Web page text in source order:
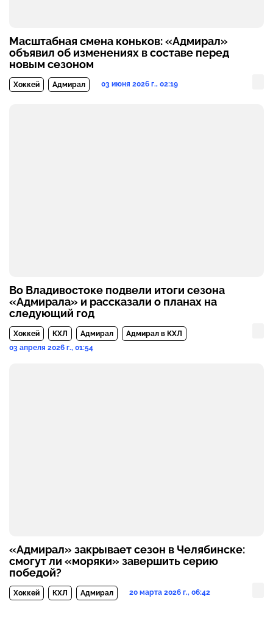
Масштабная смена коньков: «Адмирал»
объявил об изменениях в составе перед
новым сезоном
Хоккей Адмирал 03 июня 2026 г., 02:19
Во Владивостоке подвели итоги сезона
«Адмирала» и рассказали о планах на
следующий год
Хоккей КХЛ Адмирал
Адмирал в КХЛ
03 апреля 2026 г., 01:54
«Адмирал» закрывает сезон в Челябинске:
смогут ли «моряки» завершить серию
победой?
Хоккей КХЛ Адмирал 20 марта 2026 г., 06:42